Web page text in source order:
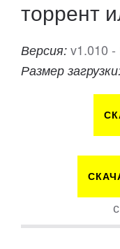
торрент
Версия: v1.010
Размер